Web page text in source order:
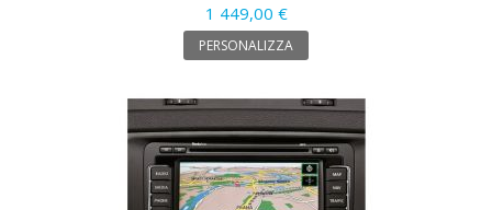
1 449,00 €
PERSONALIZZA